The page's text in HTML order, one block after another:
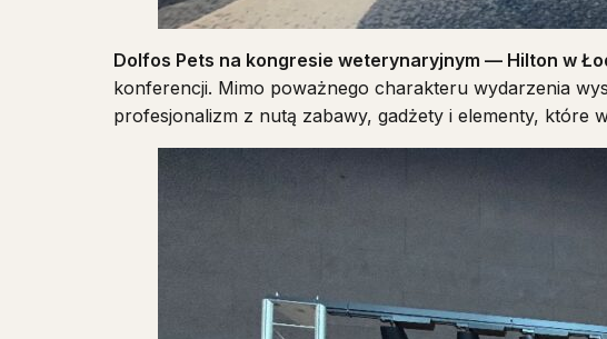
Dolfos Pets na kongresie weterynaryjnym — Hilton w
konferencji. Mimo poważnego charakteru wydarzenia
profesjonalizm z nutą zabawy, gadżety i elementy, które